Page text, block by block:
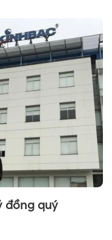
đồng quý